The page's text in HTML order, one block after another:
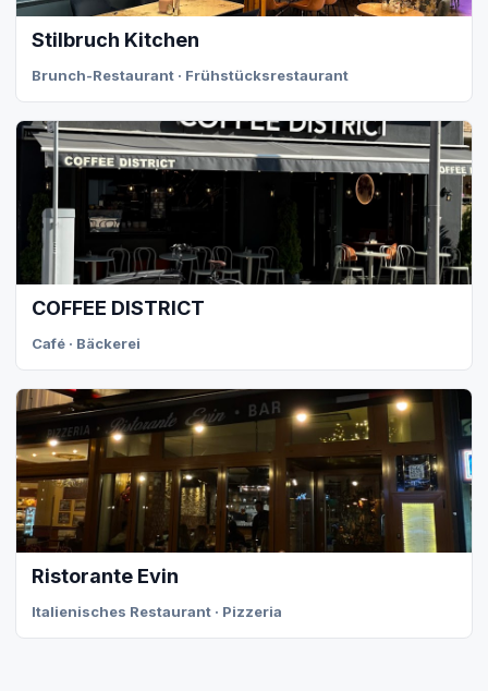
Stilbruch Kitchen
Brunch-Restaurant · Frühstücksrestaurant
COFFEE DISTRICT
Café · Bäckerei
Ristorante Evin
Italienisches Restaurant · Pizzeria